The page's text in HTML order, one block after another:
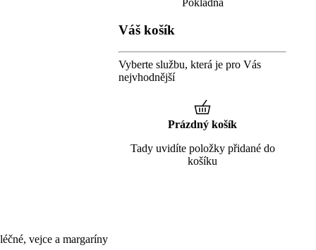
vejce a margaríny
Pokladna
Váš košík
Vyberte službu, která je pro Vás
nejvhodnější
Prázdný košík
Tady uvidíte položky přidané do
košíku